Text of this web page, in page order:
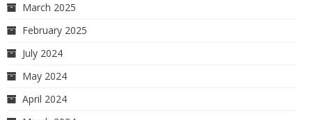
March 2025
February 2025
July 2024
May 2024
April 2024